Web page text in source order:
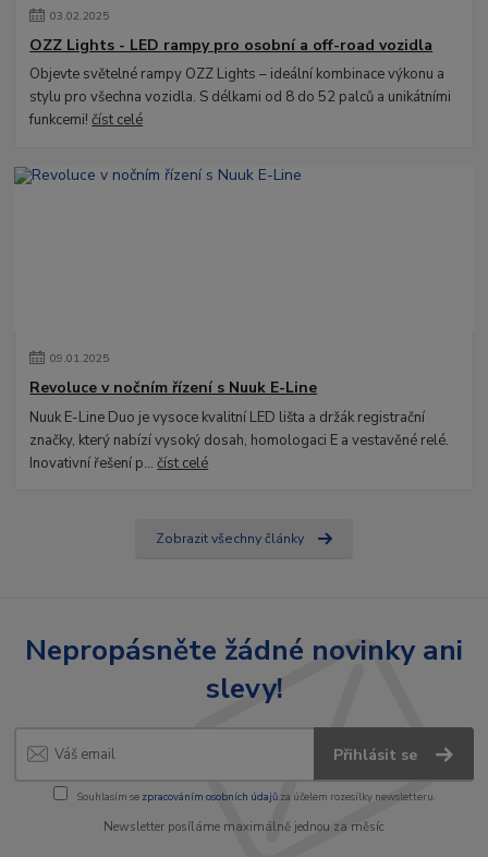
03.02.2025
OZZ Lights - LED rampy pro osobní a off-road vozidla
Objevte světelné rampy OZZ Lights – ideální kombinace výkonu a
stylu pro všechna vozidla. S délkami od 8 do 52 palců a unikátními
funkcemi!číst celé
09.01.2025
Revoluce v nočním řízení s Nuuk E-Line
Nuuk E-Line Duo je vysoce kvalitní LED lišta a držák registrační
značky, který nabízí vysoký dosah, homologaci E a vestavěné relé.
Inovativní řešení p...číst celé
Zobrazit všechny články
Nepropásněte žádné novinky ani
slevy!
Přihlásit se
Souhlasím se zpracováním osobních údajůza účelem rozesílky newsletteru.
Newsletter posíláme maximálně jednou za měsíc